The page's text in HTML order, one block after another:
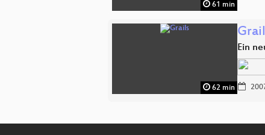
61 min
62 min
Ein